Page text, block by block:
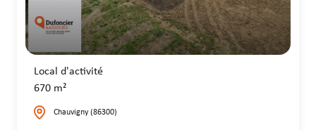
Local d'activité
670 m²
Chauvigny (86300)